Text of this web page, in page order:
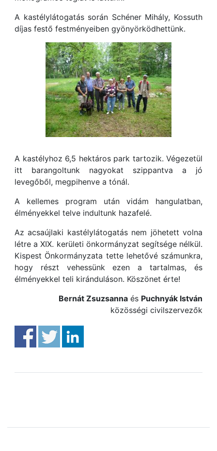
A kastélylátogatás során Schéner Mihály, Kossuth
díjas festő festményeiben gyönyörködhettünk.
A kastélyhoz 6,5 hektáros park tartozik. Végezetül
itt barangoltunk nagyokat szippantva a jó
levegőből, megpihenve a tónál.
A kellemes program után vidám hangulatban,
élményekkel telve indultunk hazafelé.
Az acsaújlaki kastélylátogatás nem jöhetett volna
létre a XIX. kerületi önkormányzat segítsége nélkül.
Kispest Önkormányzata tette lehetővé számunkra,
hogy részt vehessünk ezen a tartalmas, és
élményekkel teli kiránduláson. Köszönet érte!
Bernát Zsuzsanna és Puchnyák István
közösségi civilszervezők